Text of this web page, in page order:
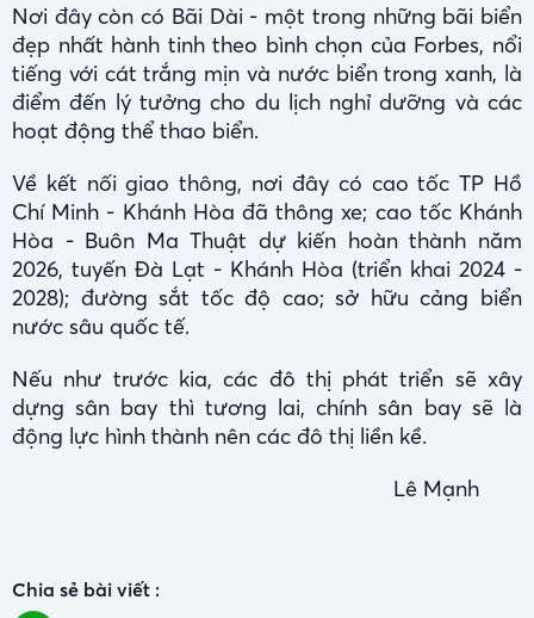
Nơi đây còn có Bãi Dài - một trong những bãi biển
đẹp nhất hành tinh theo bình chọn của Forbes, nổi
tiếng với cát trắng mịn và nước biển trong xanh, là
điểm đến lý tưởng cho du lịch nghỉ dưỡng và các
hoạt động thể thao biển.
Về kết nối giao thông, nơi đây có cao tốc TP Hồ
Chí Minh - Khánh Hòa đã thông xe; cao tốc Khánh
Hòa - Buôn Ma Thuật dự kiến hoàn thành năm
2026, tuyến Đà Lạt - Khánh Hòa (triển khai 2024 -
2028); đường sắt tốc độ cao; sở hữu cảng biển
nước sâu quốc tế.
Nếu như trước kia, các đô thị phát triển sẽ xây
dựng sân bay thì tương lai, chính sân bay sẽ là
động lực hình thành nên các đô thị liền kề.
Lê Mạnh
Chia sẻ bài viết :